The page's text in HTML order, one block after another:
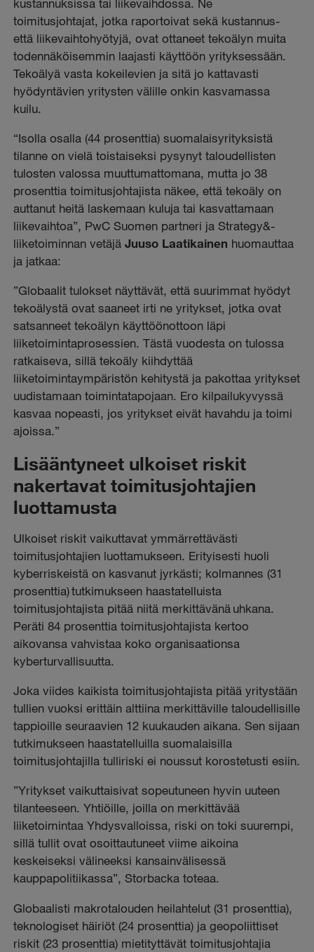
kustannuksissa tai liikevaihdossa. Ne
toimitusjohtajat, jotka raportoivat sekä kustannus-
että liikevaihtohyötyjä, ovat ottaneet tekoälyn muita
todennäköisemmin laajasti käyttöön yrityksessään.
Tekoälyä vasta kokeilevien ja sitä jo kattavasti
hyödyntävien yritysten välille onkin kasvamassa
kuilu.
“Isolla osalla (44 prosenttia) suomalaisyrityksistä
tilanne on vielä toistaiseksi pysynyt taloudellisten
tulosten valossa muuttumattomana, mutta jo 38
prosenttia toimitusjohtajista näkee, että tekoäly on
auttanut heitä laskemaan kuluja tai kasvattamaan
liikevaihtoa”, PwC Suomen partneri ja Strategy&-
liiketoiminnan vetäjäJuuso Laatikainen huomauttaa
ja jatkaa:
”Globaalit tulokset näyttävät, että suurimmat hyödyt
tekoälystä ovat saaneet irti ne yritykset, jotka ovat
satsanneet tekoälyn käyttöönottoon läpi
liiketoimintaprosessien. Tästä vuodesta on tulossa
ratkaiseva, sillä tekoäly kiihdyttää
liiketoimintaympäristön kehitystä ja pakottaa yritykset
uudistamaan toimintatapojaan. Ero kilpailukyvyssä
kasvaa nopeasti, jos yritykset eivät havahdu ja toimi
ajoissa.”
Lisääntyneet ulkoiset riskit
nakertavat toimitusjohtajien
luottamusta
Ulkoiset riskit vaikuttavat ymmärrettävästi
toimitusjohtajien luottamukseen. Erityisesti huoli
kyberriskeistä on kasvanut jyrkästi; kolmannes (31
prosenttia) tutkimukseen haastatelluista
toimitusjohtajista pitää niitä merkittävänä uhkana.
Peräti 84 prosenttia toimitusjohtajista kertoo
aikovansa vahvistaa koko organisaationsa
kyberturvallisuutta.
Joka viides kaikista toimitusjohtajista pitää yritystään
tullien vuoksi erittäin alttiina merkittäville taloudellisille
tappioille seuraavien 12 kuukauden aikana. Sen sijaan
tutkimukseen haastatelluilla suomalaisilla
toimitusjohtajilla tulliriski ei noussut korostetusti esiin.
”Yritykset vaikuttaisivat sopeutuneen hyvin uuteen
tilanteeseen. Yhtiöille, joilla on merkittävää
liiketoimintaa Yhdysvalloissa, riski on toki suurempi,
sillä tullit ovat osoittautuneet viime aikoina
keskeiseksi välineeksi kansainvälisessä
kauppapolitiikassa”, Storbacka toteaa.
Globaalisti makrotalouden heilahtelut (31 prosenttia),
teknologiset häiriöt (24 prosenttia) ja geopoliittiset
riskit (23 prosenttia) mietityttävät toimitusjohtajia